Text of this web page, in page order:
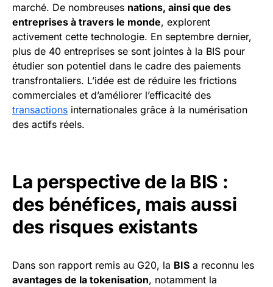
marché. De nombreuses nations, ainsi que des
entreprises à travers le monde, explorent
activement cette technologie. En septembre dernier,
plus de 40 entreprises se sont jointes à la BIS pour
étudier son potentiel dans le cadre des paiements
transfrontaliers. L’idée est de réduire les frictions
commerciales et d’améliorer l’efficacité des
transactions internationales grâce à la numérisation
des actifs réels.
La perspective de la BIS :
des bénéfices, mais aussi
des risques existants
Dans son rapport remis au G20, la BIS a reconnu les
avantages de la tokenisation, notamment la